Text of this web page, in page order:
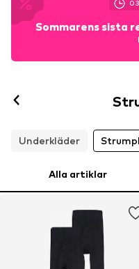
03
Sommarens sista
Underkläder
Alla artiklar